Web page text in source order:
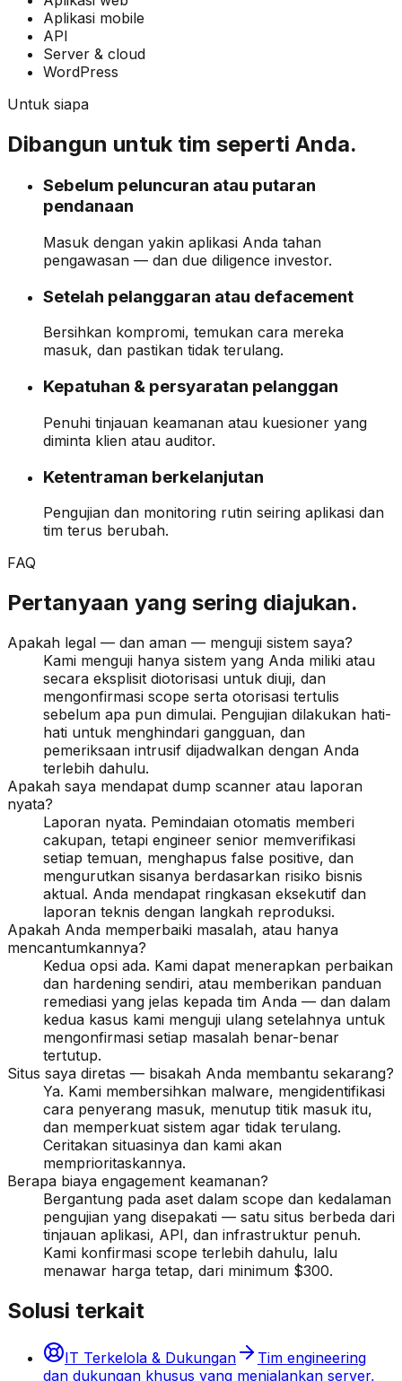
Aplikasi mobile
API
Server & cloud
WordPress
Untuk siapa
Dibangun untuk tim seperti Anda.
Sebelum peluncuran atau putaran
pendanaan
Masuk dengan yakin aplikasi Anda tahan
pengawasan — dan due diligence investor.
Setelah pelanggaran atau defacement
Bersihkan kompromi, temukan cara mereka
masuk, dan pastikan tidak terulang.
Kepatuhan & persyaratan pelanggan
Penuhi tinjauan keamanan atau kuesioner yang
diminta klien atau auditor.
Ketentraman berkelanjutan
Pengujian dan monitoring rutin seiring aplikasi dan
tim terus berubah.
FAQ
Pertanyaan yang sering diajukan.
Apakah legal — dan aman — menguji sistem saya?
Kami menguji hanya sistem yang Anda miliki atau
secara eksplisit diotorisasi untuk diuji, dan
mengonfirmasi scope serta otorisasi tertulis
sebelum apa pun dimulai. Pengujian dilakukan hati-
hati untuk menghindari gangguan, dan
pemeriksaan intrusif dijadwalkan dengan Anda
terlebih dahulu.
Apakah saya mendapat dump scanner atau laporan
nyata?
Laporan nyata. Pemindaian otomatis memberi
cakupan, tetapi engineer senior memverifikasi
setiap temuan, menghapus false positive, dan
mengurutkan sisanya berdasarkan risiko bisnis
aktual. Anda mendapat ringkasan eksekutif dan
laporan teknis dengan langkah reproduksi.
Apakah Anda memperbaiki masalah, atau hanya
mencantumkannya?
Kedua opsi ada. Kami dapat menerapkan perbaikan
dan hardening sendiri, atau memberikan panduan
remediasi yang jelas kepada tim Anda — dan dalam
kedua kasus kami menguji ulang setelahnya untuk
mengonfirmasi setiap masalah benar-benar
tertutup.
Situs saya diretas — bisakah Anda membantu sekarang?
Ya. Kami membersihkan malware, mengidentifikasi
cara penyerang masuk, menutup titik masuk itu,
dan memperkuat sistem agar tidak terulang.
Ceritakan situasinya dan kami akan
memprioritaskannya.
Berapa biaya engagement keamanan?
Bergantung pada aset dalam scope dan kedalaman
pengujian yang disepakati — satu situs berbeda dari
tinjauan aplikasi, API, dan infrastruktur penuh.
Kami konfirmasi scope terlebih dahulu, lalu
menawar harga tetap, dari minimum $300.
Solusi terkait
IT Terkelola & Dukungan
Tim engineering
dan dukungan khusus yang menjalankan server,